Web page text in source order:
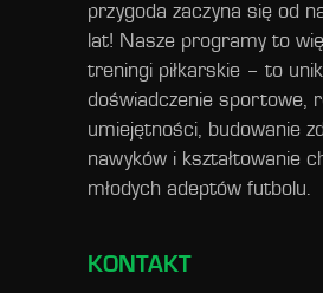
przygoda zaczyna się od
lat! Nasze programy to
treningi piłkarskie – to
doświadczenie sportowe,
umiejętności, budowanie
nawyków i kształtowanie
młodych adeptów futbolu.
KONTAKT